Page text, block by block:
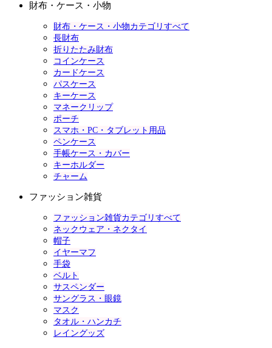
財布・ケース・小物
財布・ケース・小物カテゴリすべて
長財布
折りたたみ財布
コインケース
カードケース
パスケース
キーケース
マネークリップ
ポーチ
スマホ・PC・タブレット用品
ペンケース
手帳ケース・カバー
キーホルダー
チャーム
ファッション雑貨
ファッション雑貨カテゴリすべて
ネックウェア・ネクタイ
帽子
イヤーマフ
手袋
ベルト
サスペンダー
サングラス・眼鏡
マスク
タオル・ハンカチ
レイングッズ